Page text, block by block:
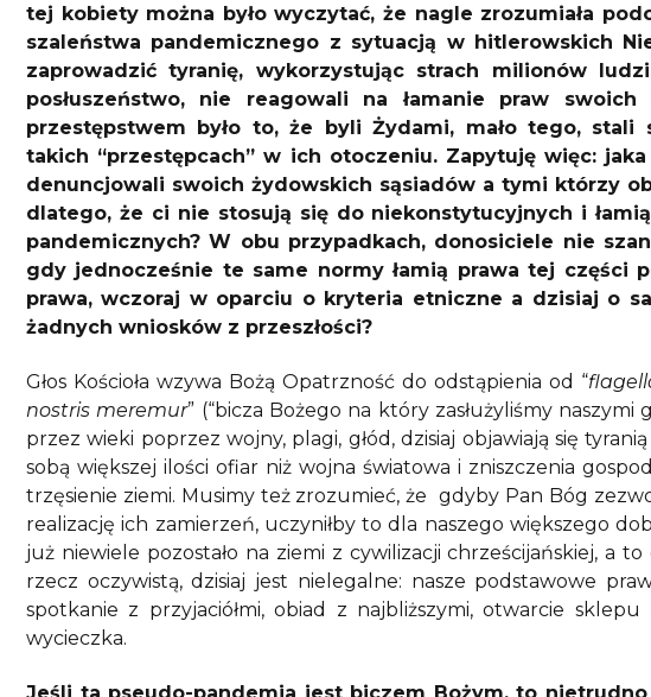
tej kobiety można było wyczytać, że nagle zrozumiała
szaleństwa pandemicznego z sytuacją w hitlerowskich
zaprowadzić tyranię, wykorzystując strach milionów
posłuszeństwo, nie reagowali na łamanie praw
przestępstwem było to, że byli Żydami, mało tego,
takich “przestępcach” w ich otoczeniu. Zapytuję więc:
denuncjowali swoich żydowskich sąsiadów a tymi którzy
dlatego, że ci nie stosują się do niekonstytucyjnych i
pandemicznych? W obu przypadkach, donosiciele nie
gdy jednocześnie te same normy łamią prawa tej części
prawa, wczoraj w oparciu o kryteria etniczne a dzisiaj o
żadnych wniosków z przeszłości?
Głos Kościoła wzywa Bożą Opatrzność do odstąpienia od “
nostris meremur” (“bicza Bożego na który zasłużyliśmy naszymi
przez wieki poprzez wojny, plagi, głód, dzisiaj objawiają się
sobą większej ilości ofiar niż wojna światowa i zniszczenia
trzęsienie ziemi. Musimy też zrozumieć, że gdyby Pan Bóg
realizację ich zamierzeń, uczyniłby to dla naszego większego
już niewiele pozostało na ziemi z cywilizacji chrześcijańskiej, a
rzecz oczywistą, dzisiaj jest nielegalne: nasze podstawowe
spotkanie z przyjaciółmi, obiad z najbliższymi, otwarcie
wycieczka.